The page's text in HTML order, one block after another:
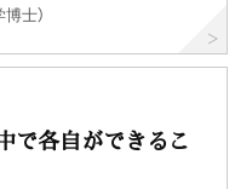
士）
で各自ができるこ